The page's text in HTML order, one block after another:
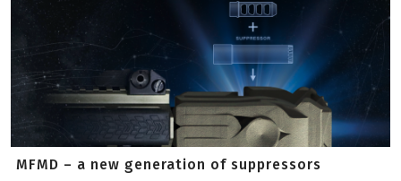
MFMD – a new generation of suppressors